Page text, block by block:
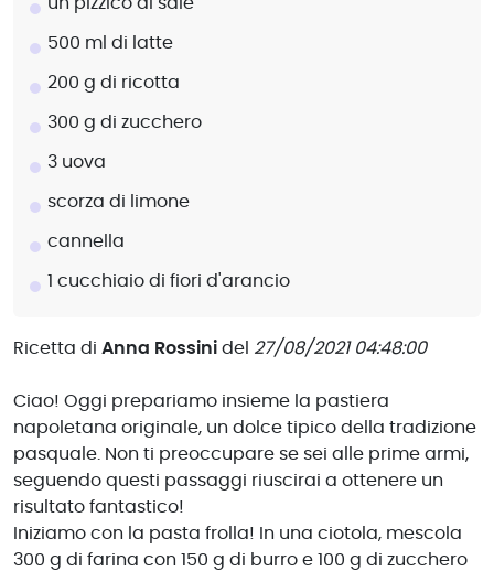
Ricetta di Anna Rossini del 27/08/2021 04:48:00
Ciao! Oggi prepariamo insieme la pastiera
napoletana originale, un dolce tipico della tradizione
pasquale. Non ti preoccupare se sei alle prime armi,
seguendo questi passaggi riuscirai a ottenere un
risultato fantastico!
Iniziamo con la pasta frolla! In una ciotola, mescola
300 g di farina con 150 g di burro e 100 g di zucchero
un pizzico di sale
500 ml di latte
200 g di ricotta
300 g di zucchero
3 uova
scorza di limone
cannella
1 cucchiaio di fiori d'arancio